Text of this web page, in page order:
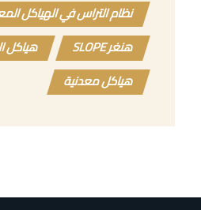
نظام التراس في الهياكل
هنغر SLOPE
هياكل
هياكل معدنية